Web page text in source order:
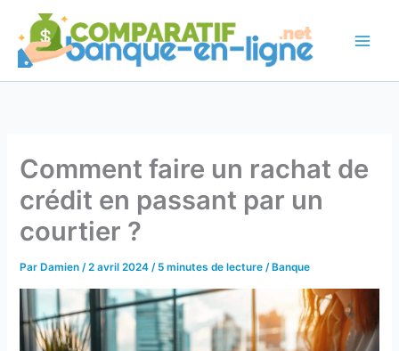
contenu
Comment faire un rachat de
crédit en passant par un
courtier ?
Par Damien/2 avril 2024/ 5 minutes de lecture / Banque